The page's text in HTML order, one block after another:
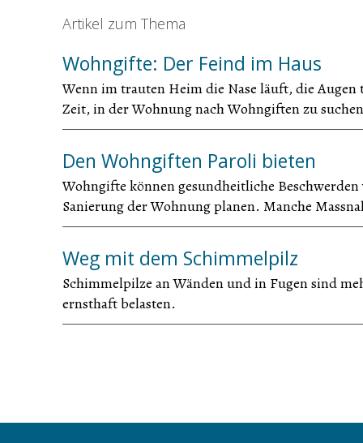
Artikel zum Thema
Wohngifte: Der Feind im Haus
Wenn im trauten Heim die Nase läuft, die
Zeit, in der Wohnung nach Wohngiften zu
Den Wohngiften Paroli bieten
Wohngifte können gesundheitliche
Sanierung der Wohnung planen. Manche
Weg mit dem Schimmelpilz
Schimmelpilze an Wänden und in Fugen sind
ernsthaft belasten.